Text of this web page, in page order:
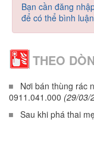
Bạn cần đăng
để có thể bình luận
THEO
Nơi bán thùng rác
0911.041.000 (29/03/
Sau khi phá thai